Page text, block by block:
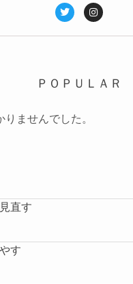
ＰＯＰＵＬＡＲ
ませんでした。
直す
す